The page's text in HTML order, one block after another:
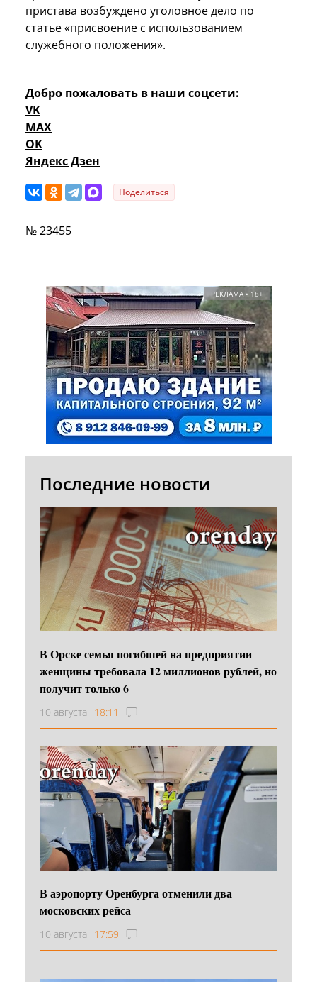
пристава возбуждено уголовное дело по
статье «присвоение с использованием
служебного положения».
Добро пожаловать в наши соцсети:
VK
MAX
OK
Яндекс Дзен
Поделиться
№ 23455
РЕКЛАМА • 18+
Последние новости
В Орске семья погибшей на предприятии
женщины требовала 12 миллионов рублей, но
получит только 6
10 августа 18:11
В аэропорту Оренбурга отменили два
московских рейса
10 августа 17:59